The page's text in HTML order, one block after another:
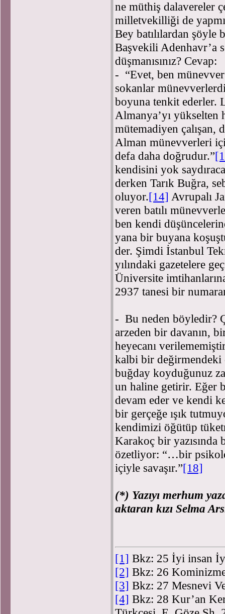
ne müthiş dalavereler
milletvekilliği de
Bey batılılardan
Başvekili Adenhavr’a
düşmanısınız? Cevap:
- “Evet, ben münevver
sokanlar
boyuna tenkit ederler.
Almanya’yı yükselten
mütemadiyen çalışan,
Alman münevverleri
defa daha doğrudur.”
kendisini yok
derken Tarık Buğra,
oluyor.[14] Avrupalı
veren batılı
ben kendi
yana bir buyana
der. Şimdi İstanbul
yılındaki gazetelere
Üniversite
2937 tanesi bir
- Bu neden böyledir?
arzeden bir davanın,
heyecanı
kalbi bir değirmendeki
buğday koyduğunuz
un haline getirir. Eğer
devam eder ve kendi
bir gerçeğe ışık
kendimizi öğütüp
Karakoç bir
özetliyor: “…bir
içiyle savaşır.”[18]
(*) Yazıyı merhum
aktaran kızı Selma
[1] Bkz: 25 İyi insan
[2] Bkz: 26
[3] Bkz: 27 Mesnevi
[4] Bkz: 28 Kur’an